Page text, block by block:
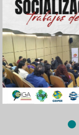
Grado ICG 2024-